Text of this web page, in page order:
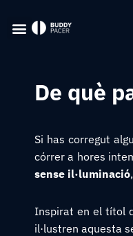
De què
Si has corregut
córrer a hores
sense il·luminació
Inspirat en el títol
il·lustren aquesta